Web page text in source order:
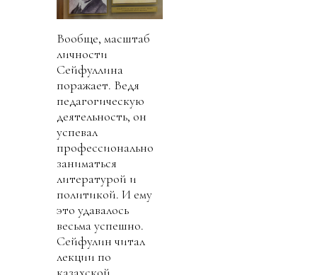
Вообще, масштаб
личности
Сейфуллина
поражает. Ведя
педагогическую
деятельность, он
успевал
профессионально
заниматься
литературой и
политикой. И ему
это удавалось
весьма успешно.
Сейфулин читал
лекции по